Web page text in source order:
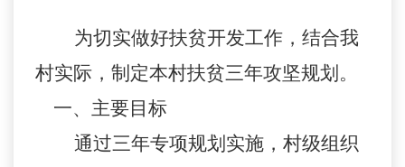
为切实做好扶贫开发工作，结合我
村实际，制定本村扶贫三年攻坚规划。
一、主要目标
通过三年专项规划实施，村级组织